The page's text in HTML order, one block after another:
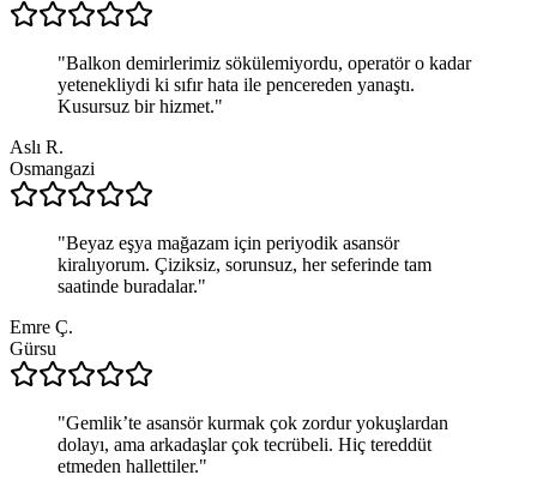
"Balkon demirlerimiz sökülemiyordu, operatör o kadar
yetenekliydi ki sıfır hata ile pencereden yanaştı.
Kusursuz bir hizmet."
Aslı R.
Osmangazi
"Beyaz eşya mağazam için periyodik asansör
kiralıyorum. Çiziksiz, sorunsuz, her seferinde tam
saatinde buradalar."
Emre Ç.
Gürsu
"Gemlik’te asansör kurmak çok zordur yokuşlardan
dolayı, ama arkadaşlar çok tecrübeli. Hiç tereddüt
etmeden hallettiler."